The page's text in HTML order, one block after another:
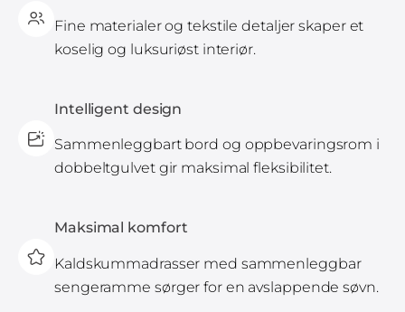
Fine materialer og tekstile detaljer skaper et
koselig og luksuriøst interiør.
Intelligent design
Sammenleggbart bord og oppbevaringsrom i
dobbeltgulvet gir maksimal fleksibilitet.
Maksimal komfort
Kaldskummadrasser med sammenleggbar
sengeramme sørger for en avslappende søvn.